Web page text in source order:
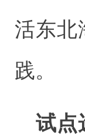
活东北
践。
试点